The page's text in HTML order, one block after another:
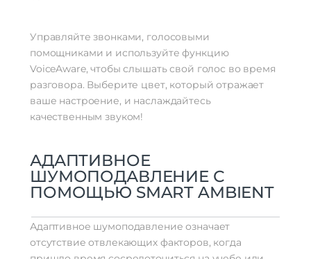
Управляйте звонками, голосовыми
помощниками и используйте функцию
VoiceAware, чтобы слышать свой голос во время
разговора. Выберите цвет, который отражает
ваше настроение, и наслаждайтесь
качественным звуком!
АДАПТИВНОЕ
ШУМОПОДАВЛЕНИЕ С
ПОМОЩЬЮ SMART AMBIENT
Адаптивное шумоподавление означает
отсутствие отвлекающих факторов, когда